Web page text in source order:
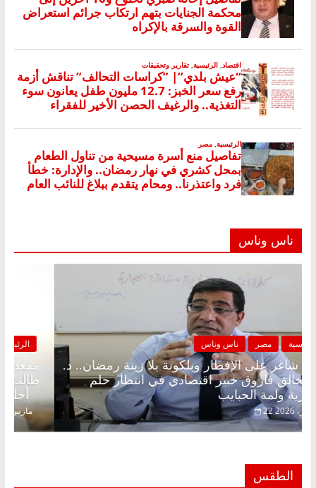
ناس وناس
الرئيسية مصر ناس وناس
مقعد شاغر على الإفطار وبلكونة بلا زينة رمضان.. د.
عبدالخالق فاروق خبير اقتصادي في انتظار حلم
الحرية ولمة الحبايب
22 فبراير، 2026
الطقس